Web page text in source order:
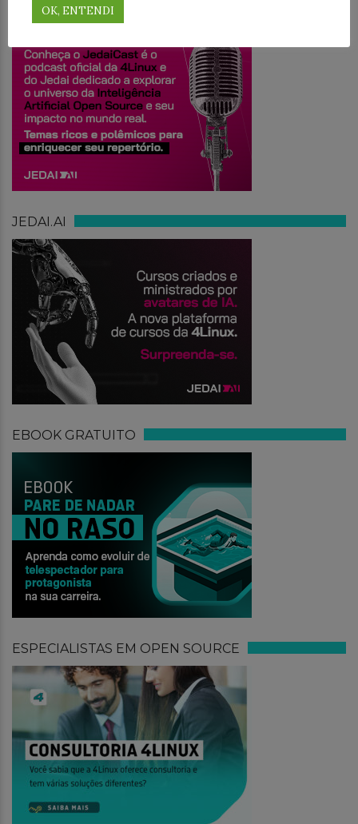
JEDAICAST
JEDAI.AI
EBOOK GRATUITO
ESPECIALISTAS EM OPEN SOURCE
OK, ENTENDI